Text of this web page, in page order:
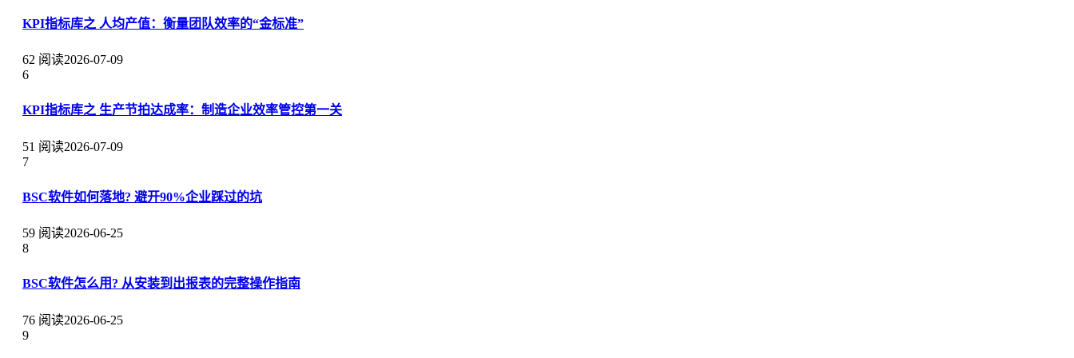
KPI指标库之 人均产值：衡量团队效率的“金标准”
62 阅读2026-07-09
6
KPI指标库之 生产节拍达成率：制造企业效率管控第一关
51 阅读2026-07-09
7
BSC软件如何落地? 避开90%企业踩过的坑
59 阅读2026-06-25
8
BSC软件怎么用? 从安装到出报表的完整操作指南
76 阅读2026-06-25
9